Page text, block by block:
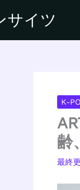
サイツ
K-
齢